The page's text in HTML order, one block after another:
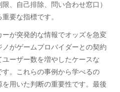
、自己排除、問い合わせ窓口）
要な指標です。
が突発的な情報でオッズを急変
がゲームプロバイダーとの契約
ーザー数を増やしたケースな
。これらの事例から学べるの
用いた判断の重要性です。最後